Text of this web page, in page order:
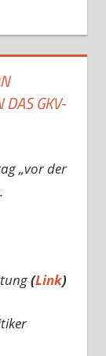
DAS GKV-
„vor der
(Link)